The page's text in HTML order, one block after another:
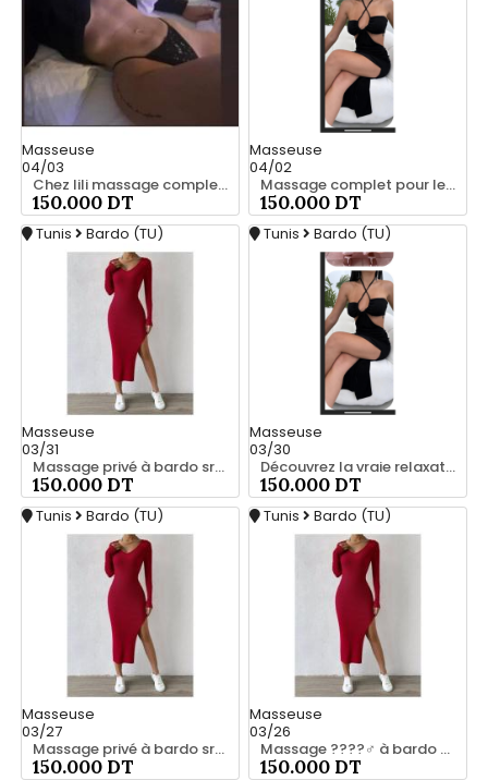
Masseuse
04/03
Chez lili massage complet a bardo srd 55066248
150.000 DT
Masseuse
04/02
Massage complet pour les hommes srd 55066248
150.000 DT
Tunis Bardo (TU)
Masseuse
03/31
Massage privé à bardo srd 55066248
150.000 DT
Tunis Bardo (TU)
Masseuse
03/30
Découvrez la vraie relaxation pour les hommes srd à bardo 20466285
150.000 DT
Tunis Bardo (TU)
Masseuse
03/27
Massage privé à bardo srd 20466285
150.000 DT
Tunis Bardo (TU)
Masseuse
03/26
Massage ????‍♂️ à bardo srd chez moi 55066248
150.000 DT